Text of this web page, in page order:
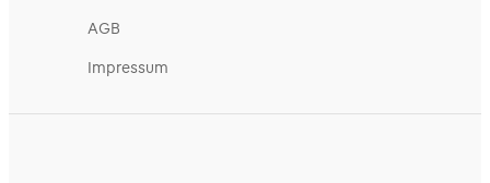
AGB
Impressum